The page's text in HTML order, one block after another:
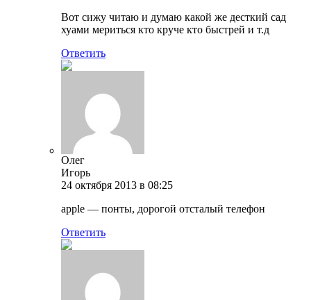
Вот сижу читаю и думаю какой же десткий сад
хуами мериться кто круче кто быстрей и т.д
Ответить
Олег
Игорь
24 октября 2013 в 08:25
apple — понты, дорогой отсталый телефон
Ответить